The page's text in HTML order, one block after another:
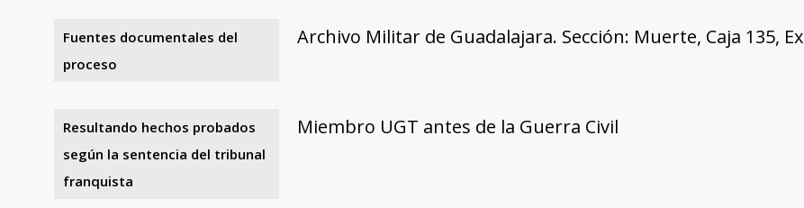
Fuentes documentales del
proceso
Archivo Militar de Guadalajara. Sección: Muerte, Caja 135,
Resultando hechos probados
según la sentencia del tribunal
franquista
Miembro UGT antes de la Guerra Civil